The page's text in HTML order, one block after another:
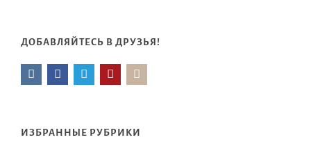
ДОБАВЛЯЙТЕСЬ В ДРУЗЬЯ!
ИЗБРАННЫЕ РУБРИКИ